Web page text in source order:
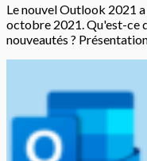
Le nouvel Outlook 2021
octobre 2021. Qu'est-ce
nouveautés ?